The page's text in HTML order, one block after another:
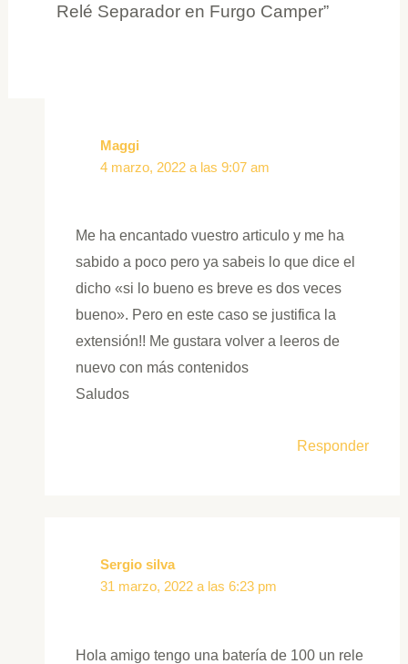
Relé Separador en Furgo Camper”
Maggi
4 marzo, 2022 a las 9:07 am
Me ha encantado vuestro articulo y me ha
sabido a poco pero ya sabeis lo que dice el
dicho «si lo bueno es breve es dos veces
bueno». Pero en este caso se justifica la
extensión!! Me gustara volver a leeros de
nuevo con más contenidos
Saludos
Responder
Sergio silva
31 marzo, 2022 a las 6:23 pm
Hola amigo tengo una batería de 100 un rele